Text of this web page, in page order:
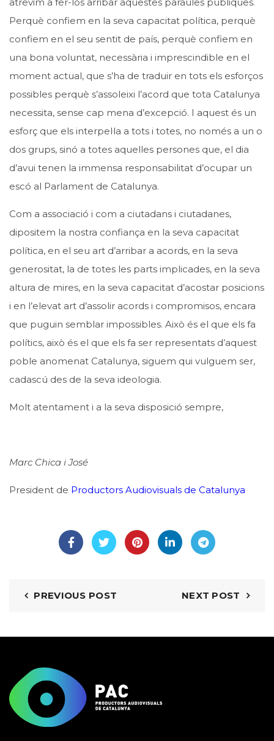
Perquè confiem en la seva capacitat política, perquè
confiem en el seu sentit de país, perquè confiem en
una bona voluntat, necessària i imprescindible en el
moment actual, que s’ha de traduir en tots els esforços
possibles perquè s’assoleixi l’acord que tota Catalunya
necessita, sense cap mena d’excepció. I aquest és un
esforç que els interpel·la a tots i totes, no només a un o
dos grups, sinó a totes aquelles persones que, el dia
d’avui tenen la immensa responsabilitat d’ocupar un
escó al Parlament de Catalunya.
Com a associació i com a ciutadans i ciutadanes,
dipositem la nostra confiança en la seva capacitat
política, en el seu art d’arribar a acords, en la seva
generositat, la de totes les parts implicades, en la seva
altura de mires, en la seva capacitat d’acostar posicions
i en l’elevat art d’assolir acords i compromisos, encara
que puguin semblar impossibles. Això és el que els fa
polítics, això és el que els fa ser representats d’aquest
poble anomenat Catalunya, siguem qui vulguem ser,
cadascú des de la seva ideologia.
Molt atentament i a la seva disposició sempre,
Marc Chica i José
President de Productors Audiovisuals de Catalunya
PREVIOUS POST NEXT POST